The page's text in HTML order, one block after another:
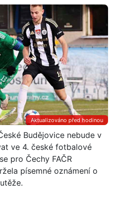
Aktualizováno před hodinou
Budějovice nebude v
ve 4. české fotbalové
pro Čechy FAČR
písemné oznámení o